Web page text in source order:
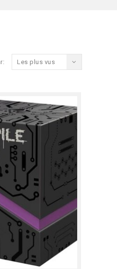
Les plus vus